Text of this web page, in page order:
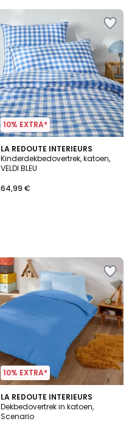
10% EXTRA*
LA REDOUTE INTERIEURS
Kinderdekbedovertrek, katoen,
VELDI BLEU
64,99 €
10% EXTRA*
LA REDOUTE INTERIEURS
Dekbedovertrek in katoen,
Scenario
4,2
/ 5